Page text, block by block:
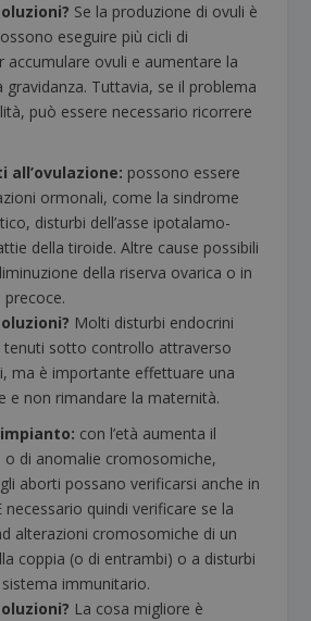
Se la produzione di ovuli è
eseguire più cicli di
accumulare ovuli e aumentare la
gravidanza. Tuttavia, se il problema
può essere necessario ricorrere
all’ovulazione: possono essere
ormonali, come la sindrome
disturbi dell’asse ipotalamo-
della tiroide. Altre cause possibili
della riserva ovarica o in
Molti disturbi endocrini
tenuti sotto controllo attraverso
ma è importante effettuare una
e non rimandare la maternità.
con l’età aumenta il
o di anomalie cromosomiche,
aborti possano verificarsi anche in
necessario quindi verificare se la
alterazioni cromosomiche di un
coppia (o di entrambi) o a disturbi
immunitario.
La cosa migliore è